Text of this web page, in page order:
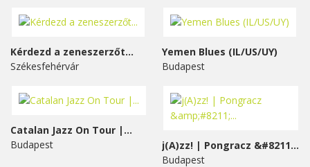
Kérdezd a zeneszerzőt...
Székesfehérvár
Yemen Blues (IL/US/UY)
Budapest
Catalan Jazz On Tour |...
Budapest
j(A)zz! | Pongracz &#8211;...
Budapest